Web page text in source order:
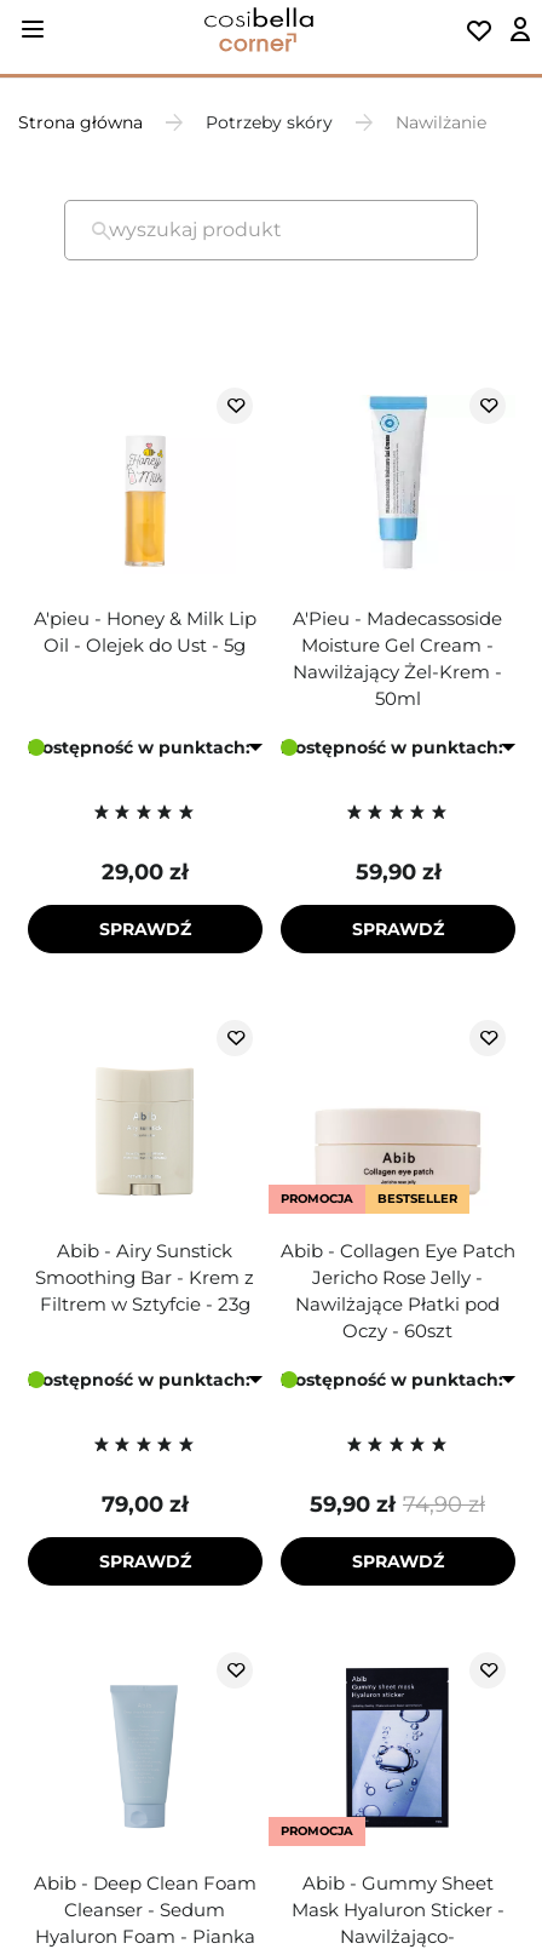
Strona główna Potrzeby skóry Nawilżanie
wyszukaj produkt
A'pieu - Honey & Milk Lip
Oil - Olejek do Ust - 5g
Dostępność w punktach:
29,00 zł
SPRAWDŹ
A'Pieu - Madecassoside
Moisture Gel Cream -
Nawilżający Żel-Krem -
50ml
Dostępność w punktach:
59,90 zł
SPRAWDŹ
Abib - Airy Sunstick
Smoothing Bar - Krem z
Filtrem w Sztyfcie - 23g
Dostępność w punktach:
79,00 zł
SPRAWDŹ
PROMOCJA BESTSELLER
Abib - Collagen Eye Patch
Jericho Rose Jelly -
Nawilżające Płatki pod
Oczy - 60szt
Dostępność w punktach:
74,90 zł
59,90 zł
SPRAWDŹ
Abib - Deep Clean Foam
Cleanser - Sedum
Hyaluron Foam - Pianka
PROMOCJA
Abib - Gummy Sheet
Mask Hyaluron Sticker -
Nawilżająco-